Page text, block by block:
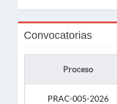
Convocatorias
Proceso
PRAC-005-2026